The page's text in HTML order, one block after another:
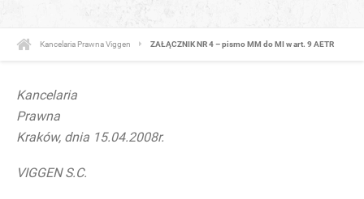
Kancelaria Prawna Viggen ZAŁĄCZNIK NR 4 – pismo MM do MI w art. 9 AETR
Kancelaria
Kraków, dnia 15.04.2008r.
VIGGEN S.C.